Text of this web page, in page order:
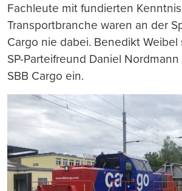
Fachleute mit fundierten
Transportbranche waren an der
Cargo nie dabei. Benedikt
SP-Parteifreund Daniel
SBB Cargo ein.